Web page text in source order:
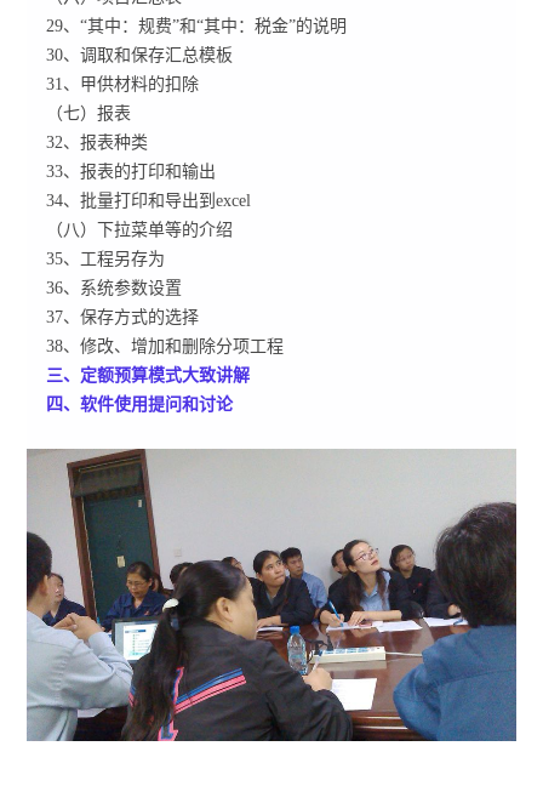
29、“其中：规费”和“其中：税金”的说明
30、调取和保存汇总模板
31、甲供材料的扣除
（七）报表
32、报表种类
33、报表的打印和输出
34、批量打印和导出到excel
（八）下拉菜单等的介绍
35、工程另存为
36、系统参数设置
37、保存方式的选择
38、修改、增加和删除分项工程
三、定额预算模式大致讲解
四、软件使用提问和讨论